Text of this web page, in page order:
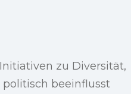
zu Diversität,
beeinflusst